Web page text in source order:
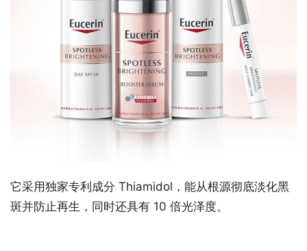
它采用独家专利成分 Thiamidol，能从根源彻底淡化黑
斑并防止再生，同时还具有 10 倍光泽度。